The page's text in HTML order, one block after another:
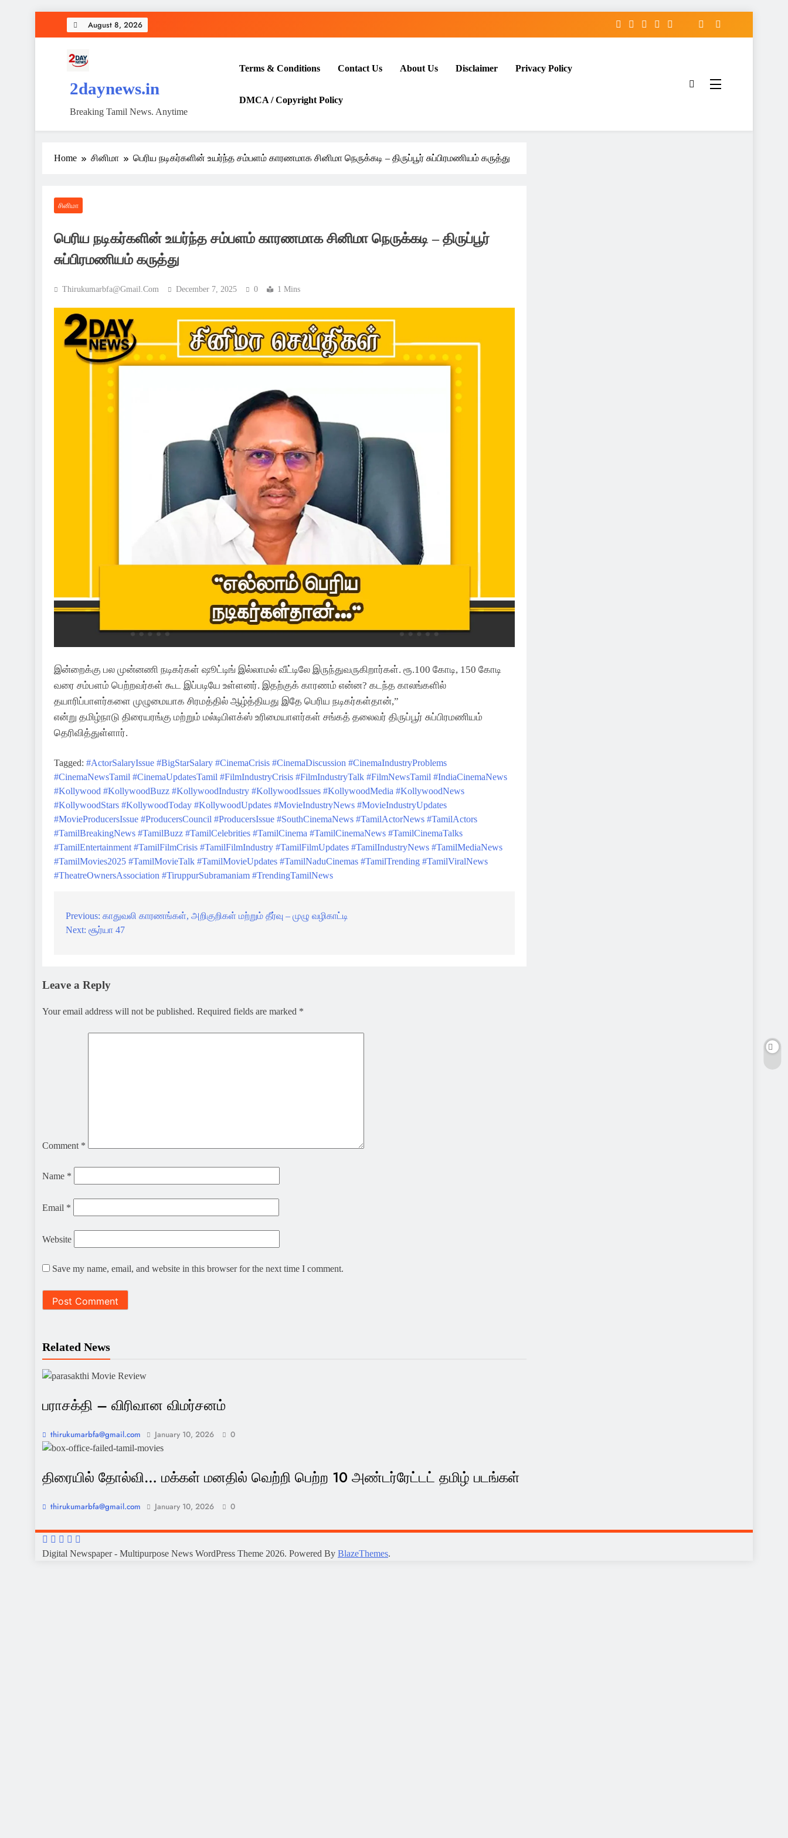
August 8, 2026
2daynews.in
Breaking Tamil News. Anytime
Terms & Conditions Contact Us About Us Disclaimer Privacy Policy
DMCA / Copyright Policy
Home சினிமா பெரிய நடிகர்களின் உயர்ந்த சம்பளம் காரணமாக சினிமா நெருக்கடி – திருப்பூர் சுப்பிரமணியம் கருத்து
சினிமா
பெரிய நடிகர்களின் உயர்ந்த சம்பளம் காரணமாக சினிமா நெருக்கடி – திருப்பூர்
சுப்பிரமணியம் கருத்து
Thirukumarbfa@gmail.com December 7, 2025 0 1 Mins
இன்றைக்கு பல முன்னணி நடிகர்கள் ஷூட்டிங் இல்லாமல் வீட்டிலே இருந்துவருகிறார்கள். ரூ.100 கோடி, 150 கோடி
வரை சம்பளம் பெற்றவர்கள் கூட இப்படியே உள்ளனர். இதற்குக் காரணம் என்ன? கடந்த காலங்களில்
தயாரிப்பாளர்களை முழுமையாக சிரமத்தில் ஆழ்த்தியது இதே பெரிய நடிகர்கள்தான்,”
என்று தமிழ்நாடு திரையரங்கு மற்றும் மல்டிபிளக்ஸ் உரிமையாளர்கள் சங்கத் தலைவர் திருப்பூர் சுப்பிரமணியம்
தெரிவித்துள்ளார்.
Tagged: #ActorSalaryIssue #BigStarSalary #CinemaCrisis #CinemaDiscussion #CinemaIndustryProblems
#CinemaNewsTamil #CinemaUpdatesTamil #FilmIndustryCrisis #FilmIndustryTalk #FilmNewsTamil #IndiaCinemaNews
#Kollywood #KollywoodBuzz #KollywoodIndustry #KollywoodIssues #KollywoodMedia #KollywoodNews
#KollywoodStars #KollywoodToday #KollywoodUpdates #MovieIndustryNews #MovieIndustryUpdates
#MovieProducersIssue #ProducersCouncil #ProducersIssue #SouthCinemaNews #TamilActorNews #TamilActors
#TamilBreakingNews #TamilBuzz #TamilCelebrities #TamilCinema #TamilCinemaNews #TamilCinemaTalks
#TamilEntertainment #TamilFilmCrisis #TamilFilmIndustry #TamilFilmUpdates #TamilIndustryNews #TamilMediaNews
#TamilMovies2025 #TamilMovieTalk #TamilMovieUpdates #TamilNaduCinemas #TamilTrending #TamilViralNews
#TheatreOwnersAssociation #TiruppurSubramaniam #TrendingTamilNews
Post
navigation
Previous: காதுவலி காரணங்கள், அறிகுறிகள் மற்றும் தீர்வு – முழு வழிகாட்டி
Next: சூர்யா 47
Leave a Reply
Your email address will not be published. Required fields are marked *
Comment *
Name *
Email *
Website
Save my name, email, and website in this browser for the next time I comment.
Related News
பராசக்தி – விரிவான விமர்சனம்
thirukumarbfa@gmail.com January 10, 2026 0
திரையில் தோல்வி… மக்கள் மனதில் வெற்றி பெற்ற 10 அண்டர்ரேட்டட் தமிழ் படங்கள்
thirukumarbfa@gmail.com January 10, 2026 0
Digital Newspaper - Multipurpose News WordPress Theme 2026. Powered By BlazeThemes.